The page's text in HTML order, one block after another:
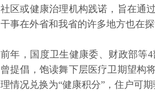
社区或健康治理机构践诺，旨在通
干事在外省和我省的许多地方也在
前年，国度卫生健康委、财政部等
曾提倡，饱读舞下层医疗卫期望构
理情况兑换为“健康积分”，住户可